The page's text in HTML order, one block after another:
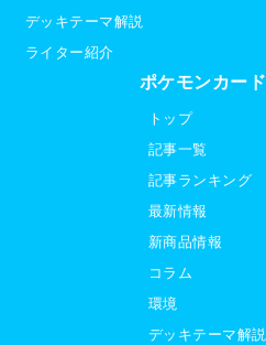
デッキテーマ解説
ライター紹介
ポケモンカード
トップ
記事一覧
記事ランキング
最新情報
新商品情報
コラム
環境
デッキテーマ解説